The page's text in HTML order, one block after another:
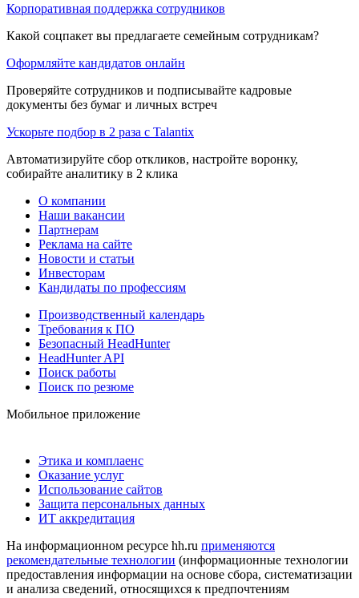
Корпоративная поддержка сотрудников
Какой соцпакет вы предлагаете семейным сотрудникам?
Оформляйте кандидатов онлайн
Проверяйте сотрудников и подписывайте кадровые
документы без бумаг и личных встреч
Ускорьте подбор в 2 раза с Talantix
Автоматизируйте сбор откликов, настройте воронку,
собирайте аналитику в 2 клика
О компании
Наши вакансии
Партнерам
Реклама на сайте
Новости и статьи
Инвесторам
Кандидаты по профессиям
Производственный календарь
Требования к ПО
Безопасный HeadHunter
HeadHunter API
Поиск работы
Поиск по резюме
Мобильное приложение
Этика и комплаенс
Оказание услуг
Использование сайтов
Защита персональных данных
ИТ аккредитация
На информационном ресурсе hh.ru применяются
рекомендательные технологии (информационные технологии
предоставления информации на основе сбора, систематизации
и анализа сведений, относящихся к предпочтениям